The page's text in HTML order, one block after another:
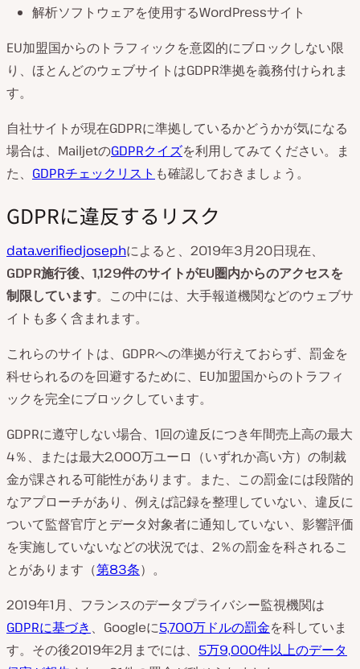
解析ソフトウェアを使用するWordPressサイト
EU加盟国からのトラフィックを意図的にブロックしない限
り、ほとんどのウェブサイトはGDPR準拠を義務付けられま
す。
自社サイトが現在GDPRに準拠しているかどうかが気になる
場合は、MailjetのGDPRクイズを利用してみてください。ま
た、 GDPRチェックリスト も確認しておきましょう。
GDPRに違反するリスク
data.verifiedjosephによると、2019年3月20日現在、
GDPR施行後、1,129件のサイトがEU圏内からのアクセスを
制限しています。この中には、大手報道機関などのウェブサ
イトも多く含まれます。
これらのサイトは、GDPRへの準拠が行えておらず、罰金を
科せられるのを回避するために、EU加盟国からのトラフィ
ックを完全にブロックしています。
GDPRに遵守しない場合、1回の違反につき年間売上高の最大
4％、または最大2,000万ユーロ（いずれか高い方）の制裁
金が課される可能性があります。また、この罰金には段階的
なアプローチがあり、例えば記録を整理していない、違反に
ついて監督官庁とデータ対象者に通知していない、影響評価
を実施していないなどの状況では、2％の罰金を科されるこ
とがあります（第83条）。
2019年1月、フランスのデータプライバシー監視機関は
GDPRに基づき 、Googleに5,700万ドルの罰金を科していま
す。その後2019年2月までには、 5万9,000件以上のデータ